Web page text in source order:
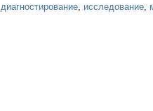
диагностирование, исследование,